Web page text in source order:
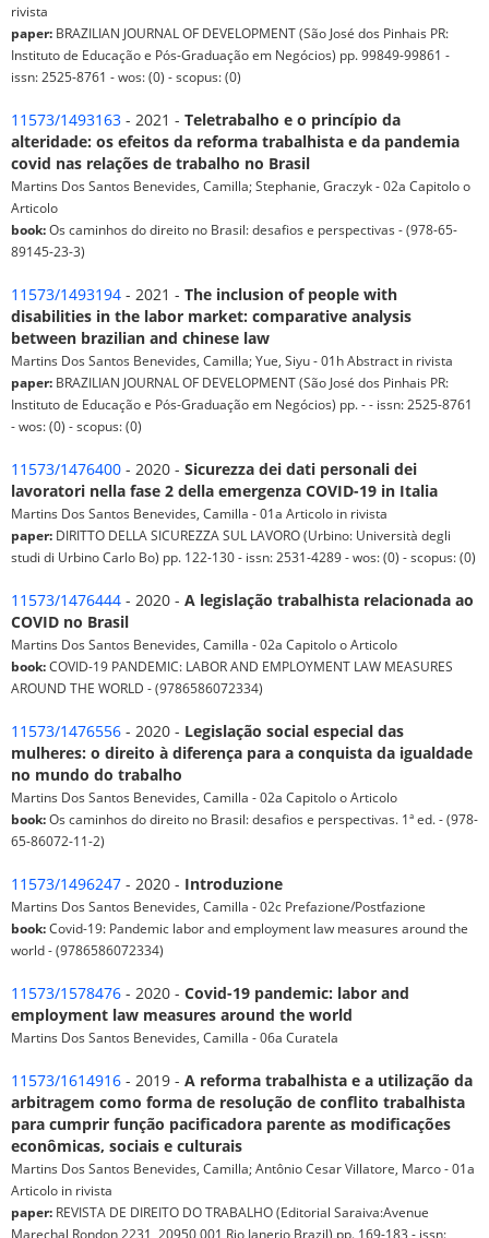
rivista
paper: BRAZILIAN JOURNAL OF DEVELOPMENT (São José dos Pinhais PR:
Instituto de Educação e Pós-Graduação em Negócios) pp. 99849-99861 -
issn: 2525-8761 - wos: (0) - scopus: (0)
11573/1493163 - 2021 - Teletrabalho e o princípio da
alteridade: os efeitos da reforma trabalhista e da pandemia
covid nas relações de trabalho no Brasil
Martins Dos Santos Benevides, Camilla; Stephanie, Graczyk - 02a Capitolo o
Articolo
book:Os caminhos do direito no Brasil: desafios e perspectivas - (978-65-
89145-23-3)
11573/1493194 - 2021 - The inclusion of people with
disabilities in the labor market: comparative analysis
between brazilian and chinese law
Martins Dos Santos Benevides, Camilla; Yue, Siyu - 01h Abstract in rivista
paper: BRAZILIAN JOURNAL OF DEVELOPMENT (São José dos Pinhais PR:
Instituto de Educação e Pós-Graduação em Negócios) pp. - - issn: 2525-8761
- wos: (0) - scopus: (0)
11573/1476400 - 2020 - Sicurezza dei dati personali dei
lavoratori nella fase 2 della emergenza COVID-19 in Italia
Martins Dos Santos Benevides, Camilla - 01a Articolo in rivista
paper: DIRITTO DELLA SICUREZZA SUL LAVORO (Urbino: Università degli
studi di Urbino Carlo Bo) pp. 122-130 - issn: 2531-4289 - wos: (0) - scopus: (0)
11573/1476444 - 2020 - A legislação trabalhista relacionada ao
COVID no Brasil
Martins Dos Santos Benevides, Camilla - 02a Capitolo o Articolo
book:COVID-19 PANDEMIC: LABOR AND EMPLOYMENT LAW MEASURES
AROUND THE WORLD - (9786586072334)
11573/1476556 - 2020 - Legislação social especial das
mulheres: o direito à diferença para a conquista da igualdade
no mundo do trabalho
Martins Dos Santos Benevides, Camilla - 02a Capitolo o Articolo
book:Os caminhos do direito no Brasil: desafios e perspectivas. 1ª ed. - (978-
65-86072-11-2)
11573/1496247 - 2020 - Introduzione
Martins Dos Santos Benevides, Camilla - 02c Prefazione/Postfazione
book:Covid-19: Pandemic labor and employment law measures around the
world - (9786586072334)
11573/1578476 - 2020 - Covid-19 pandemic: labor and
employment law measures around the world
Martins Dos Santos Benevides, Camilla - 06a Curatela
11573/1614916 - 2019 - A reforma trabalhista e a utilização da
arbitragem como forma de resolução de conflito trabalhista
para cumprir função pacificadora parente as modificações
econômicas, sociais e culturais
Martins Dos Santos Benevides, Camilla; Antônio Cesar Villatore, Marco - 01a
Articolo in rivista
paper: REVISTA DE DIREITO DO TRABALHO (Editorial Saraiva:Avenue
Marechal Rondon 2231, 20950 001 Rio Janerio Brazil) pp. 169-183 - issn: